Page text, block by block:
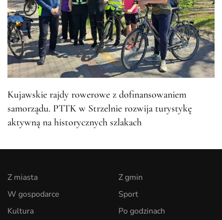
Kujawskie rajdy rowerowe z dofinansowaniem
samorządu. PTTK w Strzelnie rozwija turystykę
aktywną na historycznych szlakach
Z miasta
W gospodarce
Kultura
Z gmin
Sport
Po godzinach